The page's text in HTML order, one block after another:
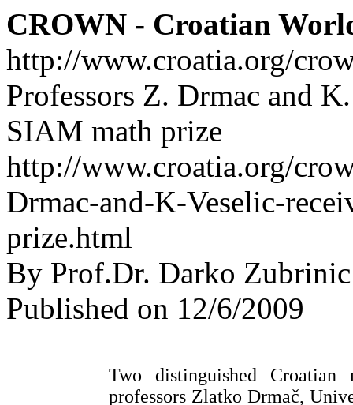
CROWN - Croatian
http://www.croatia.org/
Professors Z. Drmac and
SIAM math prize
http://www.croatia.org/
Drmac-and-K-Veselic-
prize.html
By Prof.Dr. Darko Zubrinic
Published on 12/6/2009
Two distinguished Croatian
professors Zlatko Drmač,